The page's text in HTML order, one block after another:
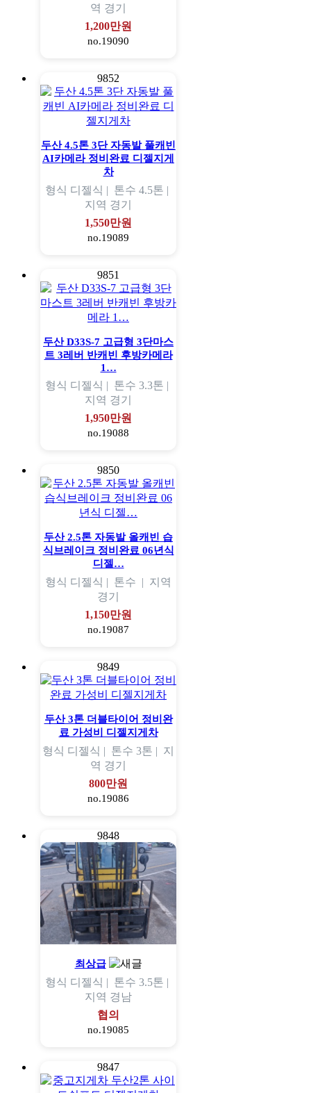
역 경기
1,200만원
no.19090
9852
두산 4.5톤 3단 자동발 풀캐빈
AI카메라 정비완료 디젤지게
차
형식 디젤식 | 톤수 4.5톤 |
지역 경기
1,550만원
no.19089
9851
두산 D33S-7 고급형 3단마스
트 3레버 반캐빈 후방카메라
1…
형식 디젤식 | 톤수 3.3톤 |
지역 경기
1,950만원
no.19088
9850
두산 2.5톤 자동발 올캐빈 습
식브레이크 정비완료 06년식
디젤…
형식 디젤식 | 톤수 | 지역
경기
1,150만원
no.19087
9849
두산 3톤 더블타이어 정비완
료 가성비 디젤지게차
형식 디젤식 | 톤수 3톤 | 지
역 경기
800만원
no.19086
9848
최상급
형식 디젤식 | 톤수 3.5톤 |
지역 경남
협의
no.19085
9847